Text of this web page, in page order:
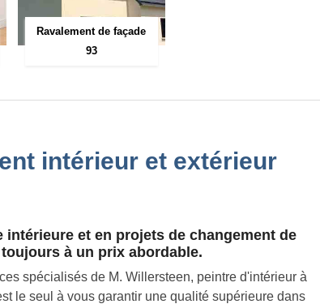
Ravalement de façade
93
intérieur et extérieur
et en projets de changement de
à un prix abordable.
spécialisés de M. Willersteen, peintre d'intérieur à
le seul à vous garantir une qualité supérieure dans